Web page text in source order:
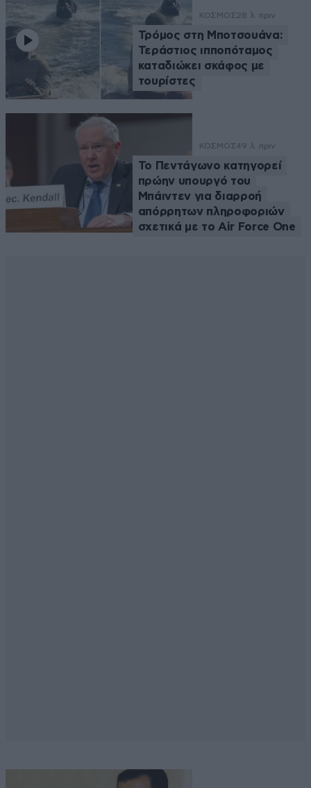
ΚΟΣΜΟΣ28 λ. πριν
Τρόμος στη Μποτσουάνα:
Τεράστιος ιπποπόταμος
καταδιώκει σκάφος με
τουρίστες
ΚΟΣΜΟΣ49 λ. πριν
Το Πεντάγωνο κατηγορεί
πρώην υπουργό του
Μπάιντεν για διαρροή
απόρρητων πληροφοριών
σχετικά με το Air Force One